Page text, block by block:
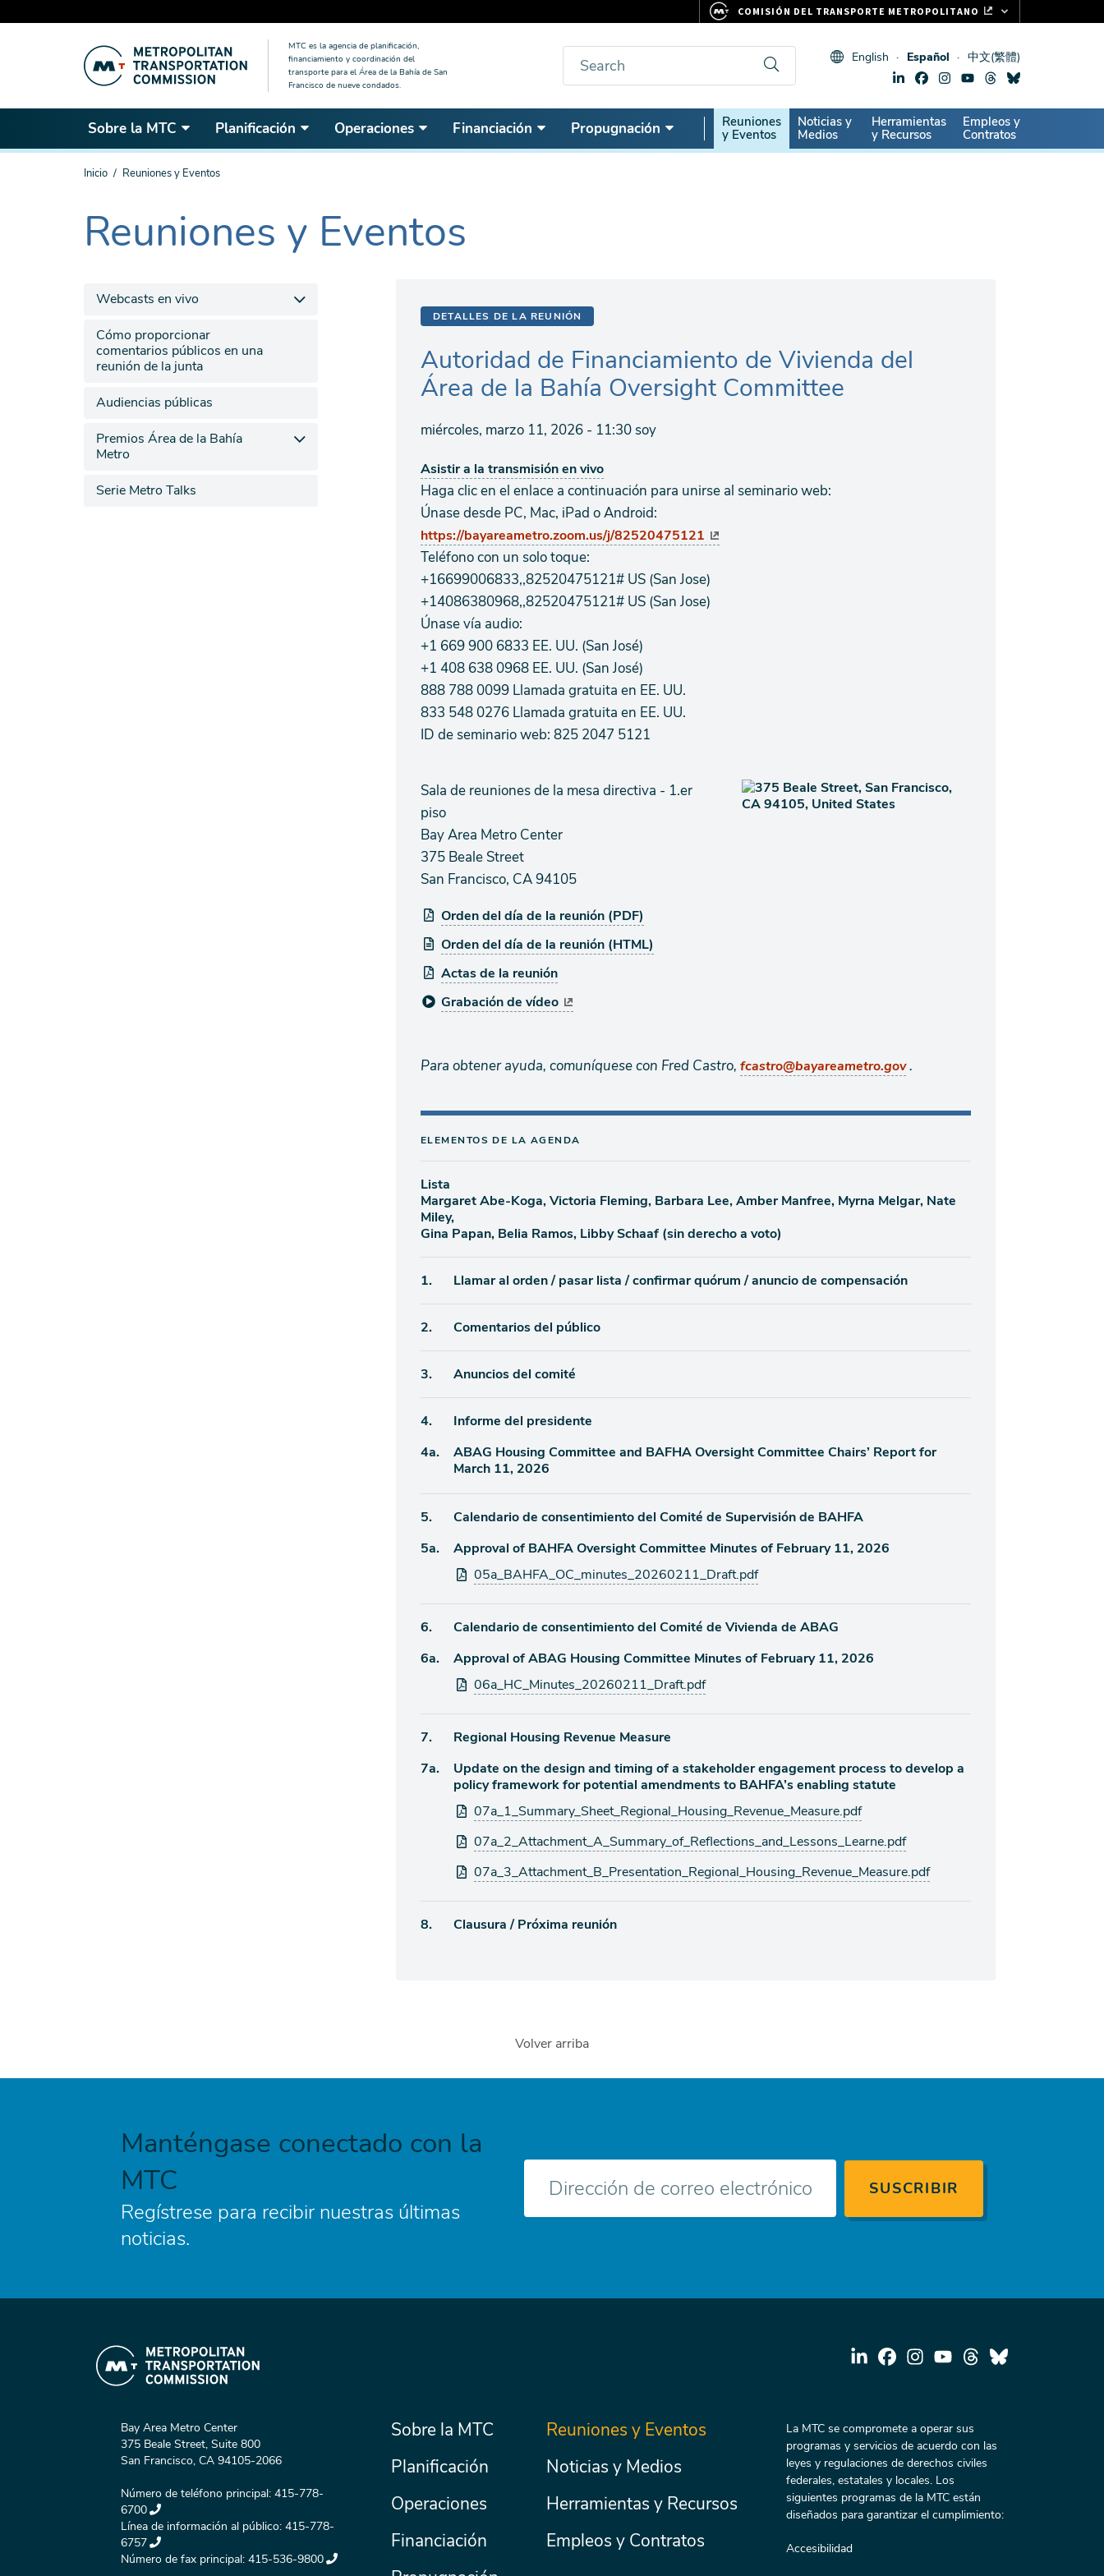
MTC es la agencia de planificación,
financiamiento y coordinación del
transporte para el Área de la Bahía de San
Francisco de nueve condados.
Buscar English Español 中文(繁體)
Sobre la MTC Planificación Operaciones Financiación Propugnación
Secondary
Nav
Reuniones
y Eventos
Noticias y
Medios
Herramientas
y Recursos
Empleos y
Contratos
Estás
Inicio Reuniones y Eventos
The
current
Reuniones y Eventos
DETALLES DE LA REUNIÓN
Autoridad de Financiamiento de Vivienda del
Área de la Bahía Oversight Committee
miércoles, marzo 11, 2026 - 11:30 soy
Asistir a la transmisión en vivo
Haga clic en el enlace a continuación para unirse al seminario web:
Únase desde PC, Mac, iPad o Android:
https://bayareametro.zoom.us/j/82520475121
Teléfono con un solo toque:
+16699006833,,82520475121# US (San Jose)
+14086380968,,82520475121# US (San Jose)
Únase vía audio:
+1 669 900 6833 EE. UU. (San José)
+1 408 638 0968 EE. UU. (San José)
888 788 0099 Llamada gratuita en EE. UU.
833 548 0276 Llamada gratuita en EE. UU.
ID de seminario web: 825 2047 5121
Sala de reuniones de la mesa directiva - 1.er
piso
Bay Area Metro Center
375 Beale Street
San Francisco, CA 94105
Orden del día de la reunión (PDF)
Orden del día de la reunión (HTML)
Actas de la reunión
Grabación de vídeo
Para obtener ayuda, comuníquese con Fred Castro, fcastro@bayareametro.gov.
ELEMENTOS DE LA AGENDA
Lista
Margaret Abe-Koga, Victoria Fleming, Barbara Lee, Amber Manfree, Myrna Melgar, Nate
Miley,
Gina Papan, Belia Ramos, Libby Schaaf (sin derecho a voto)
Ítem
agenda
1. Llamar al orden / pasar lista / confirmar quórum / anuncio de compensación
Ítem
agenda
2. Comentarios del público
Ítem
agenda
3. Anuncios del comité
Ítem
de
agenda
4.
Informe del presidente
Ítem
4a.
ABAG Housing Committee and BAFHA Oversight Committee Chairs’ Report for
March 11, 2026
Ítem
de
agenda
5.
Calendario de consentimiento del Comité de Supervisión de BAHFA
Ítem
5a.
Approval of BAHFA Oversight Committee Minutes of February 11, 2026
Archivos
adjuntos
05a_BAHFA_OC_minutes_20260211_Draft.pdf
Ítem
de
agenda
6.
Calendario de consentimiento del Comité de Vivienda de ABAG
Ítem
6a.
Approval of ABAG Housing Committee Minutes of February 11, 2026
Archivos
adjuntos
06a_HC_Minutes_20260211_Draft.pdf
Ítem
de
agenda
7.
Regional Housing Revenue Measure
Ítem
agenda
7a.
Update on the design and timing of a stakeholder engagement process to develop a
policy framework for potential amendments to BAHFA’s enabling statute
Archivos
adjuntos
07a_1_Summary_Sheet_Regional_Housing_Revenue_Measure.pdf
07a_2_Attachment_A_Summary_of_Reflections_and_Lessons_Learne.pdf
07a_3_Attachment_B_Presentation_Regional_Housing_Revenue_Measure.pdf
Ítem
8. Clausura / Próxima reunión
Webcasts en vivo
Cómo proporcionar
comentarios públicos en una
reunión de la junta
Audiencias públicas
Premios Área de la Bahía
Metro
Serie Metro Talks
Volver arriba
Manténgase conectado con la
MTC
Regístrese para recibir nuestras últimas
noticias.
electrónico
Bay Area Metro Center
375 Beale Street, Suite 800
San Francisco, CA 94105-2066
Número de teléfono principal: 415-778-
6700
Línea de información al público: 415-778-
6757
Número de fax principal: 415-536-9800
Menú
principal
Sobre la MTC
Planificación
Operaciones
Financiación
Secondary
Reuniones y Eventos
Noticias y Medios
Herramientas y Recursos
Empleos y Contratos
La MTC se compromete a operar sus
programas y servicios de acuerdo con las
leyes y regulaciones de derechos civiles
federales, estatales y locales. Los
siguientes programas de la MTC están
diseñados para garantizar el cumplimiento:
Accesibilidad
COMISIÓN DEL TRANSPORTE METROPOLITANO
CLIPPER CARD
511.ORG